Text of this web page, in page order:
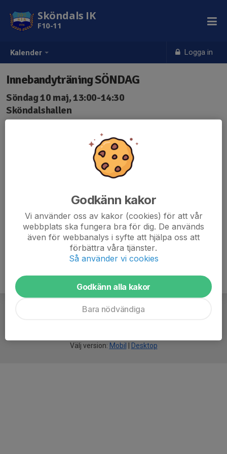
Kalender Logga in
Sköndals IK
F10-11
Innebandyträning SÖNDAG
Söndag 10 maj, 13:00-14:30
Sköndalshallen
Rulla boll innan vi provar material 🙂
Välj version: Mobil Desktop
Godkänn kakor
Vi använder oss av kakor (cookies) för att vår
webbplats ska fungera bra för dig. De används
även för webbanalys i syfte att hjälpa oss att
förbättra våra tjänster.
Så använder vi cookies
Godkänn alla kakor
Bara nödvändiga